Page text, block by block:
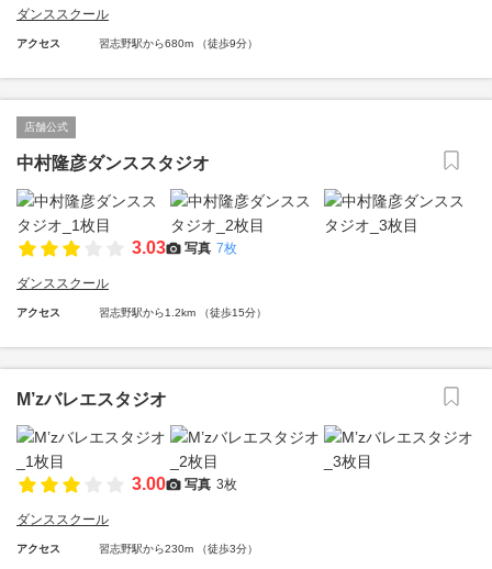
ダンススクール
アクセス 習志野駅から680m （徒歩9分）
店舗公式
中村隆彦ダンススタジオ
3.03 写真 7枚
ダンススクール
アクセス 習志野駅から1.2km （徒歩15分）
M’zバレエスタジオ
3.00 写真 3枚
ダンススクール
アクセス 習志野駅から230m （徒歩3分）